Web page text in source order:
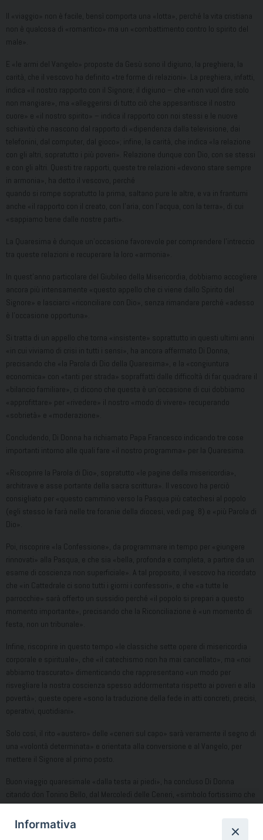
Il «viaggio» non è facile, bensì comporta una «lotta», perché la vita cristiana
non è qualcosa di «romantico» ma un «combattimento contro lo spirito del
male».
E «le armi del Vangelo» proposte da Gesù sono il digiuno, la preghiera, la
carità, che il vescovo ha definito «tre forme di relazioni». La preghiera, infatti,
indica «il nostro rapporto con il Signore; il digiuno – che «non vuol dire solo
non mangiare», ma «alleggerirsi di tutto ciò che appesantisce il nostro
cuore» e «il nostro spirito» – indica il rapporto con noi stessi e le nuove
schiavitù che nascono dal rapporto di «dipendenza dalla televisione, dai
telefonini, dal computer, dal gioco»; infine, la carità, che indica «la relazione
con gli altri, sopratutto i più poveri». Relazione dunque con Dio, con se stessi
e con gli altri. Questi tre rapporti, queste tre relazioni «devono stare sempre
in armonia», ha detto il vescovo, perché
quando si rompe sopratutto la prima, saltano pure le altre, e va in frantumi
anche «il rapporto con il creato, con l’aria, con l’acqua, con la terra», di cui
«sappiamo bene dalle nostre parti».
La Quaresima è dunque un’occasione favorevole per comprendere l’intreccio
tra queste relazioni e recuperare la loro «armonia».
In quest’anno particolare del Giubileo della Misericordia, dobbiamo accogliere
ancora più intensamente «questo appello che ci viene dallo Spirito del
Signore» e lasciarci «riconciliare con Dio», senza rimandare perché «adesso
è l’occasione opportuna».
Si tratta di un appello che torna «insistente» soprattutto in questi ultimi anni
«in cui viviamo di crisi in tutti i sensi», ha ancora affermato Di Donna,
precisando che «la Parola di Dio della Quaresima», e la «congiuntura
economica» con «tanti per strada» sopraffatti dalle difficoltà di far quadrare il
«bilancio familiare», ci dicono che questa è un’occasione di cui dobbiamo
«approfittare» per «rivedere» il nostro «modo di vivere» recuperando
«sobrietà» e «moderazione».
Concludendo, Di Donna ha richiamato Papa Francesco indicando tre cose
importanti intorno alle quali fare «il nostro programma» per la Quaresima.
«Riscoprire la Parola di Dio», sopratutto «le pagine della misericordia»,
architrave e asse portante della sacra scrittura». Il vescovo ha perciò
consigliato per «questo cammino verso la Pasqua più catechesi al popolo
(egli stesso le farà nelle tre foranie della diocesi, vedi pag. 8) e «più Parola di
Dio».
Poi, riscoprire «la Confessione», da programmare in tempo per «giungere
rinnovati» alla Pasqua, e che sia «bella, profonda e completa, a partire da un
esame di coscienza non superficiale». A tal proposito, il vescovo ha ricordato
che «in Cattedrale ci sono tutti i giorni i confessori», e che «a tutte le
parrocchie» sarà offerto un sussidio perché «il popolo si prepari a questo
momento importante», precisando che la Riconciliazione è «un momento di
festa, non un tribunale».
Infine, riscoprire in questo tempo «le classiche sette opere di misericordia
corporale e spirituale», che «il catechismo non ha mai cancellato», ma «noi
abbiamo trascurato» dimenticando che rappresentano «un modo per
risvegliare la nostra coscienza spesso addormentata rispetto ai poveri e alla
povertà»; queste opere «sono la traduzione della fede in atti concreti, precisi,
operativi, quotidiani».
Solo così, il rito «austero» delle «ceneri sul capo» sarà veramente il segno di
una «volontà determinata» e orientata alla conversione e al Vangelo, per
mettere il Signore al primo posto.
Buon viaggio quaresimale «dalla testa ai piedi», ha concluso Di Donna
citando don Tonino Bello, dal Mercoledì delle Ceneri, «simbolo fortissimo che
Santo, con la «Lavanda dei piedi», segno di servizio attraverso il quale passa
la nostra salvezza, perché se torniamo a fidarci di Lui, «non tutto è perduto»,
Informativa